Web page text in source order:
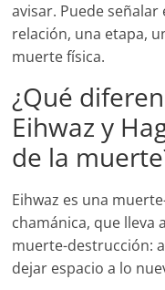
avisar. Puede
relación, una etapa,
muerte física.
¿Qué
Eihwaz y
de la
Eihwaz es una
chamánica, que lleva
muerte-destrucción:
dejar espacio a lo